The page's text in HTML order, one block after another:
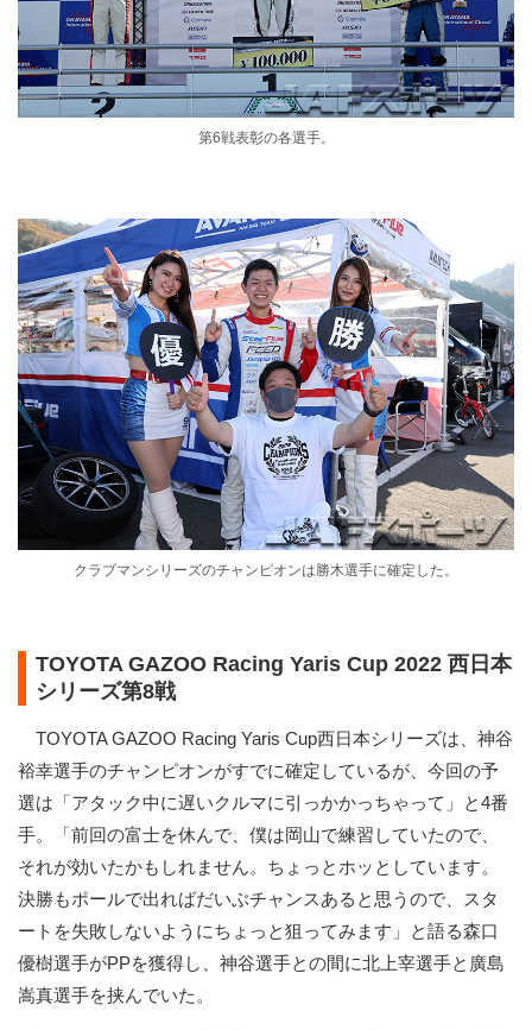
第6戦表彰の各選手。
クラブマンシリーズのチャンピオンは勝木選手に確定した。
TOYOTA GAZOO Racing Yaris Cup 2022 西日本
シリーズ第8戦
TOYOTA GAZOO Racing Yaris Cup西日本シリーズは、神谷
裕幸選手のチャンピオンがすでに確定しているが、今回の予
選は「アタック中に遅いクルマに引っかかっちゃって」と4番
手。「前回の富士を休んで、僕は岡山で練習していたので、
それが効いたかもしれません。ちょっとホッとしています。
決勝もポールで出ればだいぶチャンスあると思うので、スタ
ートを失敗しないようにちょっと狙ってみます」と語る森口
優樹選手がPPを獲得し、神谷選手との間に北上宰選手と廣島
嵩真選手を挟んでいた。